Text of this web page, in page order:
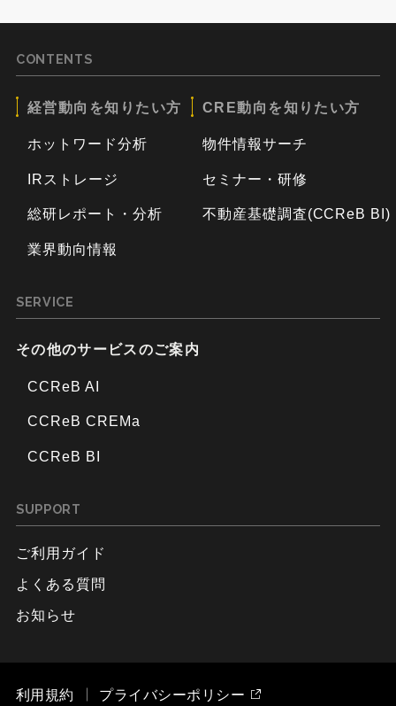
CONTENTS
経営動向を知りたい方
ホットワード分析
IRストレージ
総研レポート・分析
業界動向情報
CRE動向を知りたい方
物件情報サーチ
セミナー・研修
不動産基礎調査(CCReB BI)
SERVICE
その他のサービスのご案内
CCReB AI
CCReB CREMa
CCReB BI
SUPPORT
ご利用ガイド
よくある質問
お知らせ
利用規約 プライバシーポリシー